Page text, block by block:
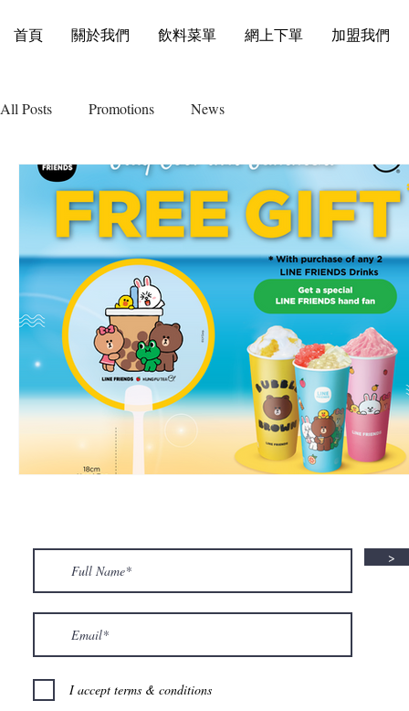
首頁 關於我們 飲料菜單 網上下單 加盟我們
All Posts Promotions News
>
I accept terms & conditions